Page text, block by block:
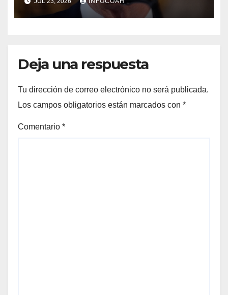
Deja una respuesta
Tu dirección de correo electrónico no será publicada.
Los campos obligatorios están marcados con *
Comentario *